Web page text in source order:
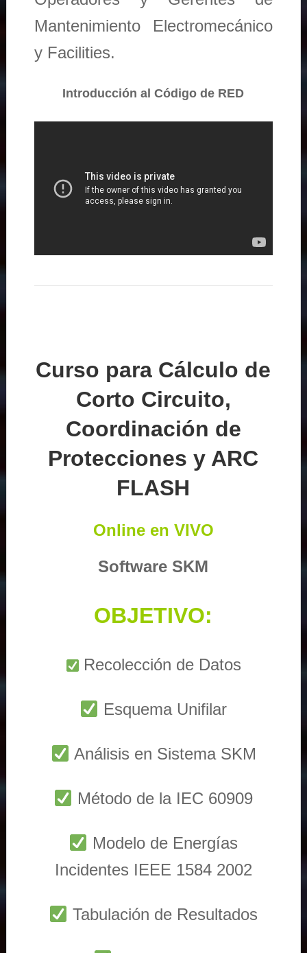
Mantenimiento Electromecánico
y Facilities.
Introducción al Código de RED
Curso para Cálculo de
Corto Circuito,
Coordinación de
Protecciones y ARC
FLASH
Online en VIVO
Software SKM
OBJETIVO:
Recolección de Datos
Esquema Unifilar
Análisis en Sistema SKM
Método de la IEC 60909
Modelo de Energías
Incidentes IEEE 1584 2002
Tabulación de Resultados